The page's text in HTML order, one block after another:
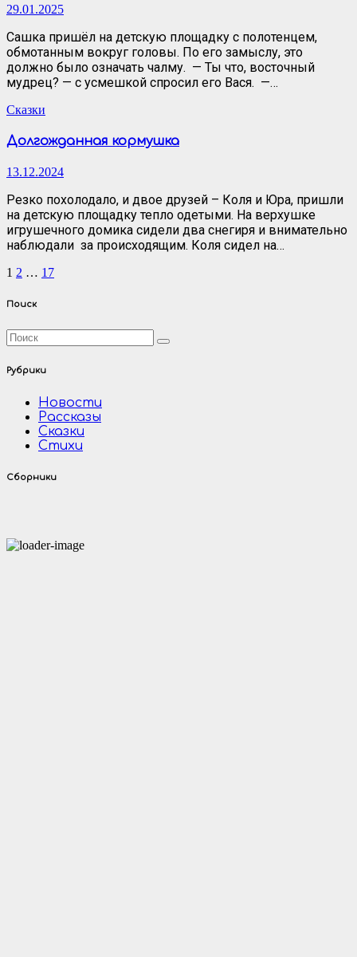
29.01.2025
Сашка пришёл на детскую площадку с полотенцем,
обмотанным вокруг головы. По его замыслу, это
должно было означать чалму. — Ты что, восточный
мудрец? — с усмешкой спросил его Вася. —…
Сказки
Долгожданная кормушка
13.12.2024
Резко похолодало, и двое друзей – Коля и Юра, пришли
на детскую площадку тепло одетыми. На верхушке
игрушечного домика сидели два снегиря и внимательно
наблюдали за происходящим. Коля сидел на…
Пагинация
записей
1 2 … 17
Поиск
Рубрики
Новости
Рассказы
Сказки
Стихи
Сборники